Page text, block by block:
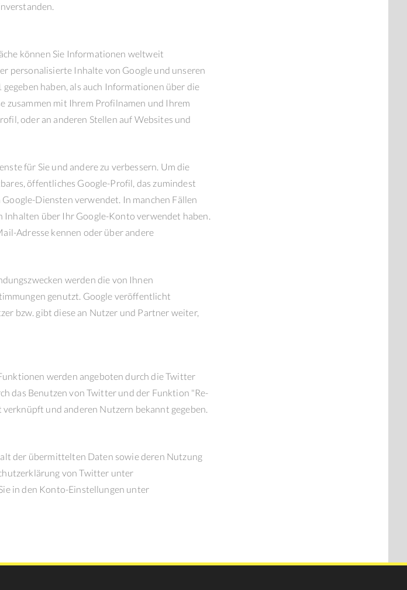
können Sie Informationen weltweit
personalisierte Inhalte von Google und unseren
haben, als auch Informationen über die
zusammen mit Ihrem Profilnamen und Ihrem
oder an anderen Stellen auf Websites und
für Sie und andere zu verbessern. Um die
öffentliches Google-Profil, das zumindest
Diensten verwendet. In manchen Fällen
Inhalten über Ihr Google-Konto verwendet haben.
Adresse kennen oder über andere
werden die von Ihnen
genutzt. Google veröffentlicht
bzw. gibt diese an Nutzer und Partner weiter,
werden angeboten durch die Twitter
das Benutzen von Twitter und der Funktion "Re-
und anderen Nutzern bekannt gegeben.
der übermittelten Daten sowie deren Nutzung
von Twitter unter
in den Konto-Einstellungen unter